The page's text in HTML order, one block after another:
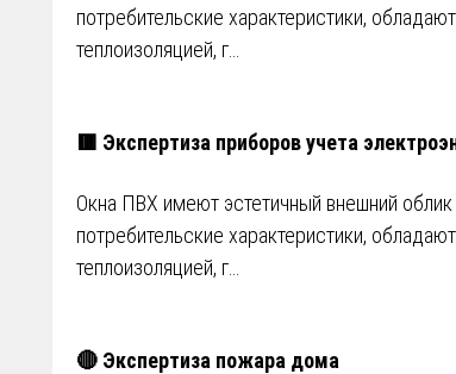
потребительские характеристики,
теплоизоляцией, г…
🟥 Экспертиза приборов учета
Окна ПВХ имеют эстетичный внешний облик
потребительские характеристики,
теплоизоляцией, г…
🔴 Экспертиза пожара дома